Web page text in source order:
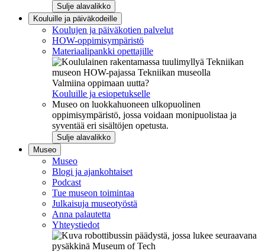
Sulje alavalikko
Kouluille ja päiväkodeille
Koulujen ja päiväkotien palvelut
HOW-oppimisympäristö
Materiaalipankki opettajille
Valmiina oppimaan uutta?
Kouluille ja esiopetukselle
Museo on luokkahuoneen ulkopuolinen
oppimisympäristö, jossa voidaan monipuolistaa ja
syventää eri sisältöjen opetusta.
Sulje alavalikko
Museo
Museo
Blogi ja ajankohtaiset
Podcast
Tue museon toimintaa
Julkaisuja museotyöstä
Anna palautetta
Yhteystiedot